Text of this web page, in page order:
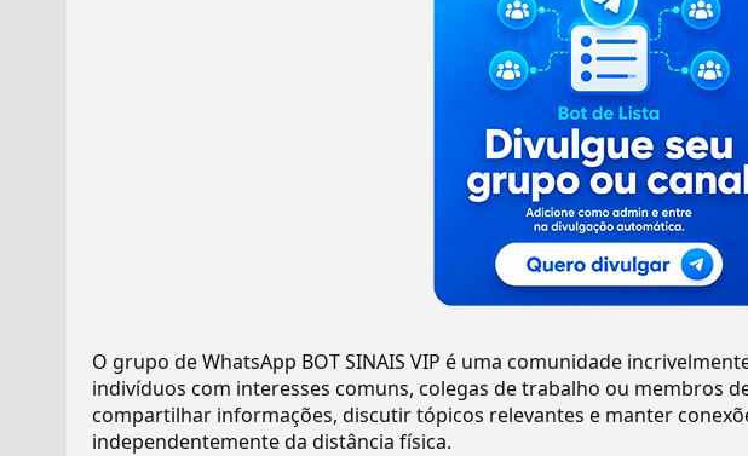
O grupo de WhatsApp BOT SINAIS VIP é uma comunidade
indivíduos com interesses comuns, colegas de trabalho ou membros
compartilhar informações, discutir tópicos relevantes e manter
independentemente da distância física.